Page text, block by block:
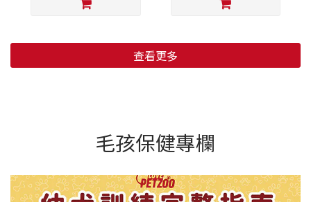
查看更多
毛孩保健專欄